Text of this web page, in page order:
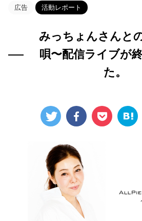
広告 活動レポート
みっちょんさんと
唄〜配信ライブが
た。